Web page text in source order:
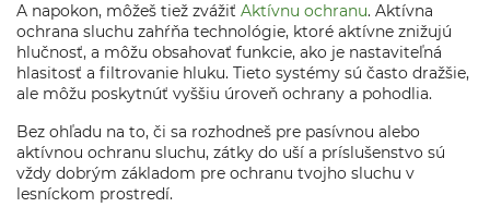
A napokon, môžeš tiež zvážiť Aktívnu ochranu. Aktívna
ochrana sluchu zahŕňa technológie, ktoré aktívne znižujú
hlučnosť, a môžu obsahovať funkcie, ako je nastaviteľná
hlasitosť a filtrovanie hluku. Tieto systémy sú často dražšie,
ale môžu poskytnúť vyššiu úroveň ochrany a pohodlia.
Bez ohľadu na to, či sa rozhodneš pre pasívnou alebo
aktívnou ochranu sluchu, zátky do uší a príslušenstvo sú
vždy dobrým základom pre ochranu tvojho sluchu v
lesníckom prostredí.